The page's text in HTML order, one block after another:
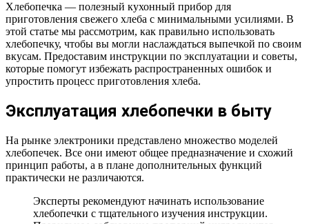
Хлебопечка — полезный кухонный прибор для
приготовления свежего хлеба с минимальными усилиями. В
этой статье мы рассмотрим, как правильно использовать
хлебопечку, чтобы вы могли наслаждаться выпечкой по своим
вкусам. Предоставим инструкции по эксплуатации и советы,
которые помогут избежать распространенных ошибок и
упростить процесс приготовления хлеба.
Эксплуатация хлебопечки в быту
На рынке электроники представлено множество моделей
хлебопечек. Все они имеют общее предназначение и схожий
принцип работы, а в плане дополнительных функций
практически не различаются.
Эксперты рекомендуют начинать использование
хлебопечки с тщательного изучения инструкции.